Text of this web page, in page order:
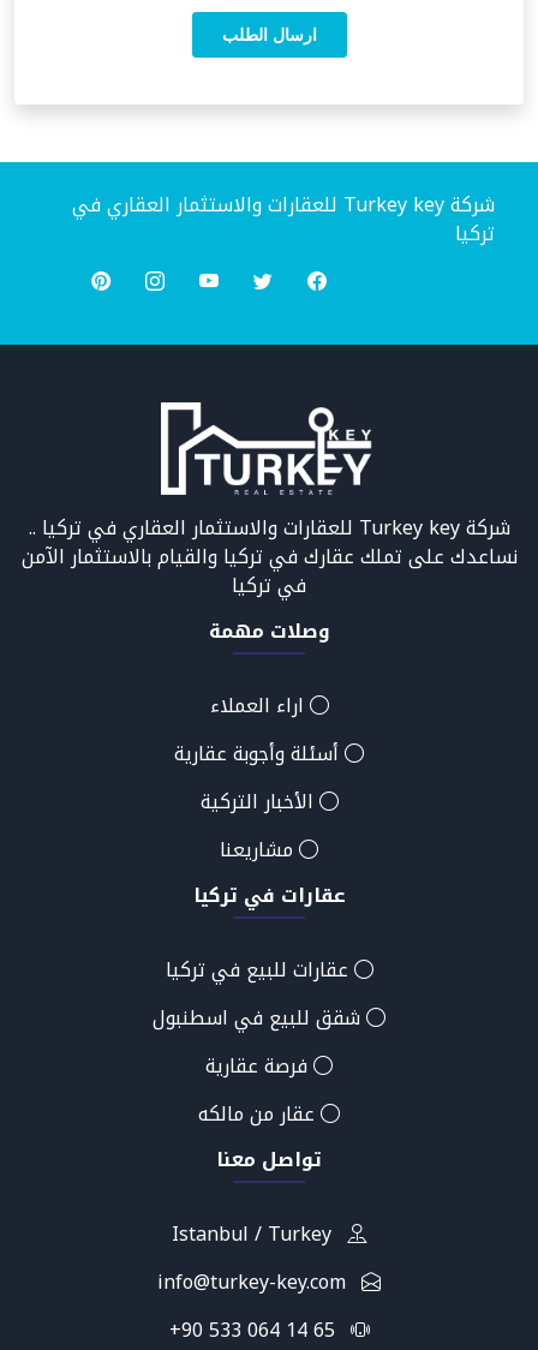
شركة Turkey key للعقارات والاستثمار العقاري في
تركيا
شركة Turkey key للعقارات والاستثمار العقاري في تركيا ..
نساعدك على تملك عقارك في تركيا والقيام بالاستثمار الآمن
في تركيا
وصلات مهمة
اراء العملاء
أسئلة وأجوبة عقارية
الأخبار التركية
مشاريعنا
عقارات في تركيا
عقارات للبيع في تركيا
شقق للبيع في اسطنبول
فرصة عقارية
عقار من مالكه
تواصل معنا
Istanbul / Turkey
info@turkey-key.com
+90 533 064 14 65